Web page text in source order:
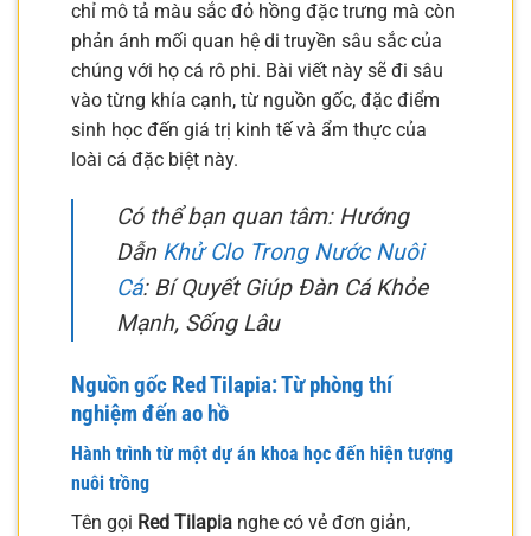
chỉ mô tả màu sắc đỏ hồng đặc trưng mà còn
phản ánh mối quan hệ di truyền sâu sắc của
chúng với họ cá rô phi. Bài viết này sẽ đi sâu
vào từng khía cạnh, từ nguồn gốc, đặc điểm
sinh học đến giá trị kinh tế và ẩm thực của
loài cá đặc biệt này.
Có thể bạn quan tâm: Hướng
Dẫn Khử Clo Trong Nước Nuôi
Cá: Bí Quyết Giúp Đàn Cá Khỏe
Mạnh, Sống Lâu
Nguồn gốc Red Tilapia: Từ phòng thí
nghiệm đến ao hồ
Hành trình từ một dự án khoa học đến hiện tượng
nuôi trồng
Tên gọi Red Tilapia nghe có vẻ đơn giản,